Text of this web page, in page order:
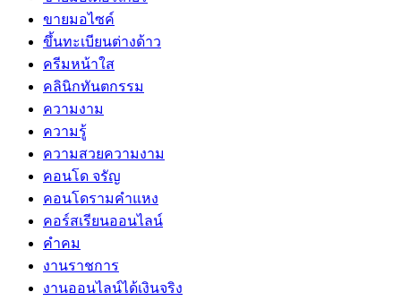
ขายมอไซค์
ขึ้นทะเบียนต่างด้าว
ครีมหน้าใส
คลินิกทันตกรรม
ความงาม
ความรู้
ความสวยความงาม
คอนโด จรัญ
คอนโดรามคำแหง
คอร์สเรียนออนไลน์
คำคม
งานราชการ
งานออนไลน์ได้เงินจริง